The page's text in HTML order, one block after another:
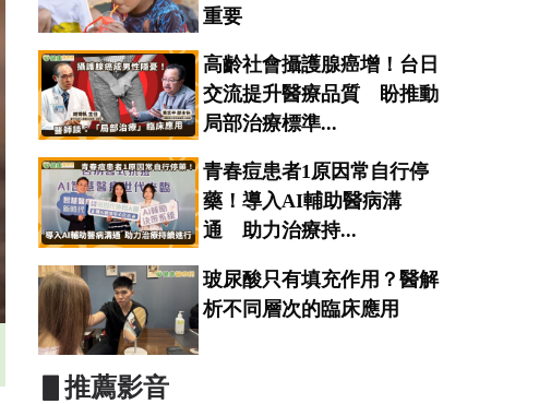
重要
高齡社會攝護腺癌增！台日
交流提升醫療品質 盼推動
局部治療標準...
青春痘患者1原因常自行停
藥！導入AI輔助醫病溝
通 助力治療持...
玻尿酸只有填充作用？醫解
析不同層次的臨床應用
▋推薦影音